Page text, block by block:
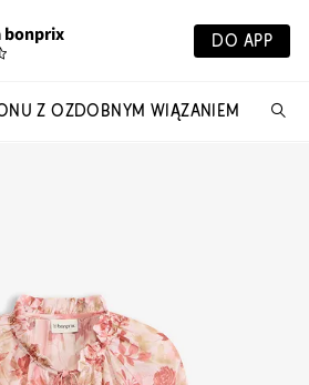
bonprix DO APP
Z OZDOBNYM WIĄZANIEM